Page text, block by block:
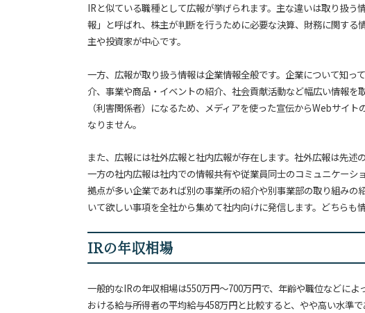
IRと似ている職種として広報が挙げられます。主な違いは取り扱
報」と呼ばれ、株主が判断を行うために必要な決算、財務に関す
主や投資家が中心です。
一方、広報が取り扱う情報は企業情報全般です。企業について知っ
介、事業や商品・イベントの紹介、社会貢献活動など幅広い情報
（利害関係者）になるため、メディアを使った宣伝からWebサイ
なりません。
また、広報には社外広報と社内広報が存在します。社外広報は先述
一方の社内広報は社内での情報共有や従業員同士のコミュニケーシ
拠点が多い企業であれば別の事業所の紹介や別事業部の取り組み
いて欲しい事項を全社から集めて社内向けに発信します。どちらも
IRの年収相場
一般的なIRの年収相場は550万円～700万円で、年齢や職位などに
おける給与所得者の平均給与458万円と比較すると、やや高い水準で